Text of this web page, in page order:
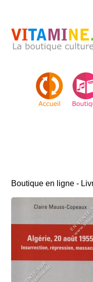
Boutique en ligne -